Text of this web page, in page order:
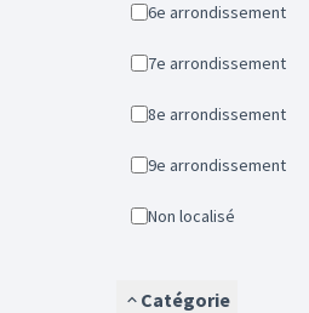
6e arrondissement
7e arrondissement
8e arrondissement
9e arrondissement
Non localisé
Catégorie